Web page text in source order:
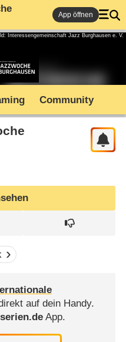
App öffnen
Interessengemeinschaft Jazz Burghausen e. V.
Community
auf dein Handy.
App.